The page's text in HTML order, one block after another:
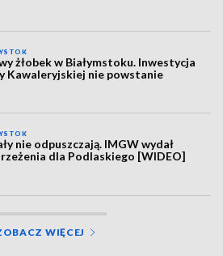
żłobek w Białymstoku. Inwestycja
Kawaleryjskiej nie powstanie
nie odpuszczają. IMGW wydał
dla Podlaskiego [WIDEO]
WIĘCEJ